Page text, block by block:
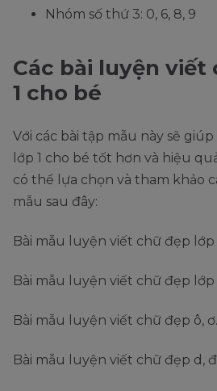
Nhóm số thứ 3: 0, 6, 8, 9
Các bài luyện viết
1 cho bé
Với các bài tập mẫu này sẽ
lớp 1 cho bé tốt hơn và hiệu
có thể lựa chọn và tham khảo
mẫu sau đây:
Bài mẫu luyện viết chữ đẹp lớp
Bài mẫu luyện viết chữ đẹp lớp
Bài mẫu luyện viết chữ đẹp ô, ơ.
Bài mẫu luyện viết chữ đẹp d,